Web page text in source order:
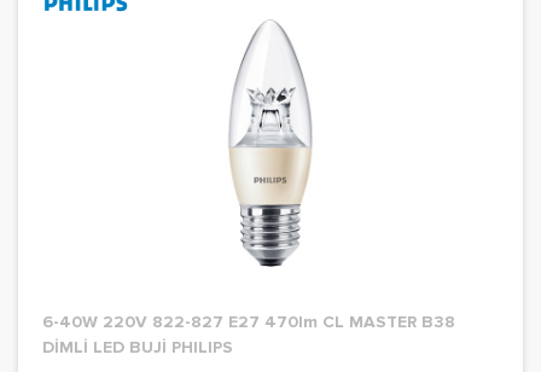
6-40W 220V 822-827 E27 470lm CL MASTER B38
DİMLİ LED BUJİ PHILIPS